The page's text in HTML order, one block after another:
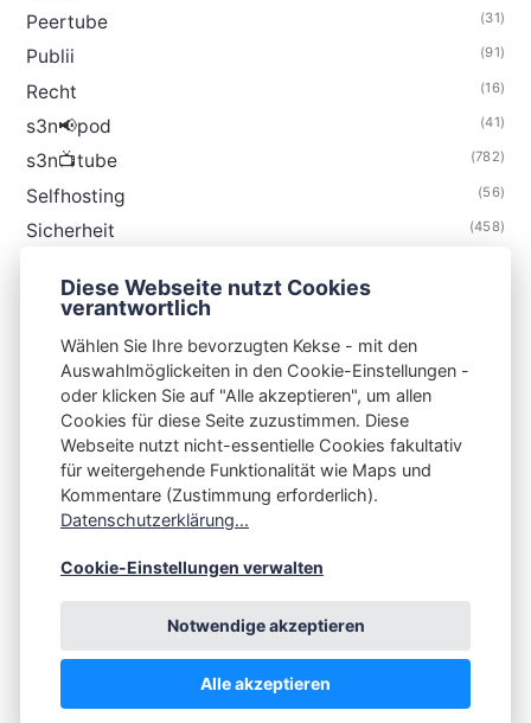
Peertube (31)
Publii (91)
Recht (16)
s3n📢pod (41)
s3n📺tube (782)
Selfhosting (56)
Sicherheit (458)
Thunderbird
S3N🧩NET
Integrating Open-Source Blog Network (iOSBN)
Impressum
Kontakt
💪by☕ ❤️ & Publii CMS
Diese Webseite nutzt Cookies
verantwortlich
Wählen Sie Ihre bevorzugten Kekse - mit den
Auswahlmöglickeiten in den Cookie-Einstellungen -
oder klicken Sie auf "Alle akzeptieren", um allen
Cookies für diese Seite zuzustimmen. Diese
Webseite nutzt nicht-essentielle Cookies fakultativ
für weitergehende Funktionalität wie Maps und
Kommentare (Zustimmung erforderlich).
Datenschutzerklärung...
Cookie-Einstellungen verwalten
Notwendige akzeptieren
Alle akzeptieren